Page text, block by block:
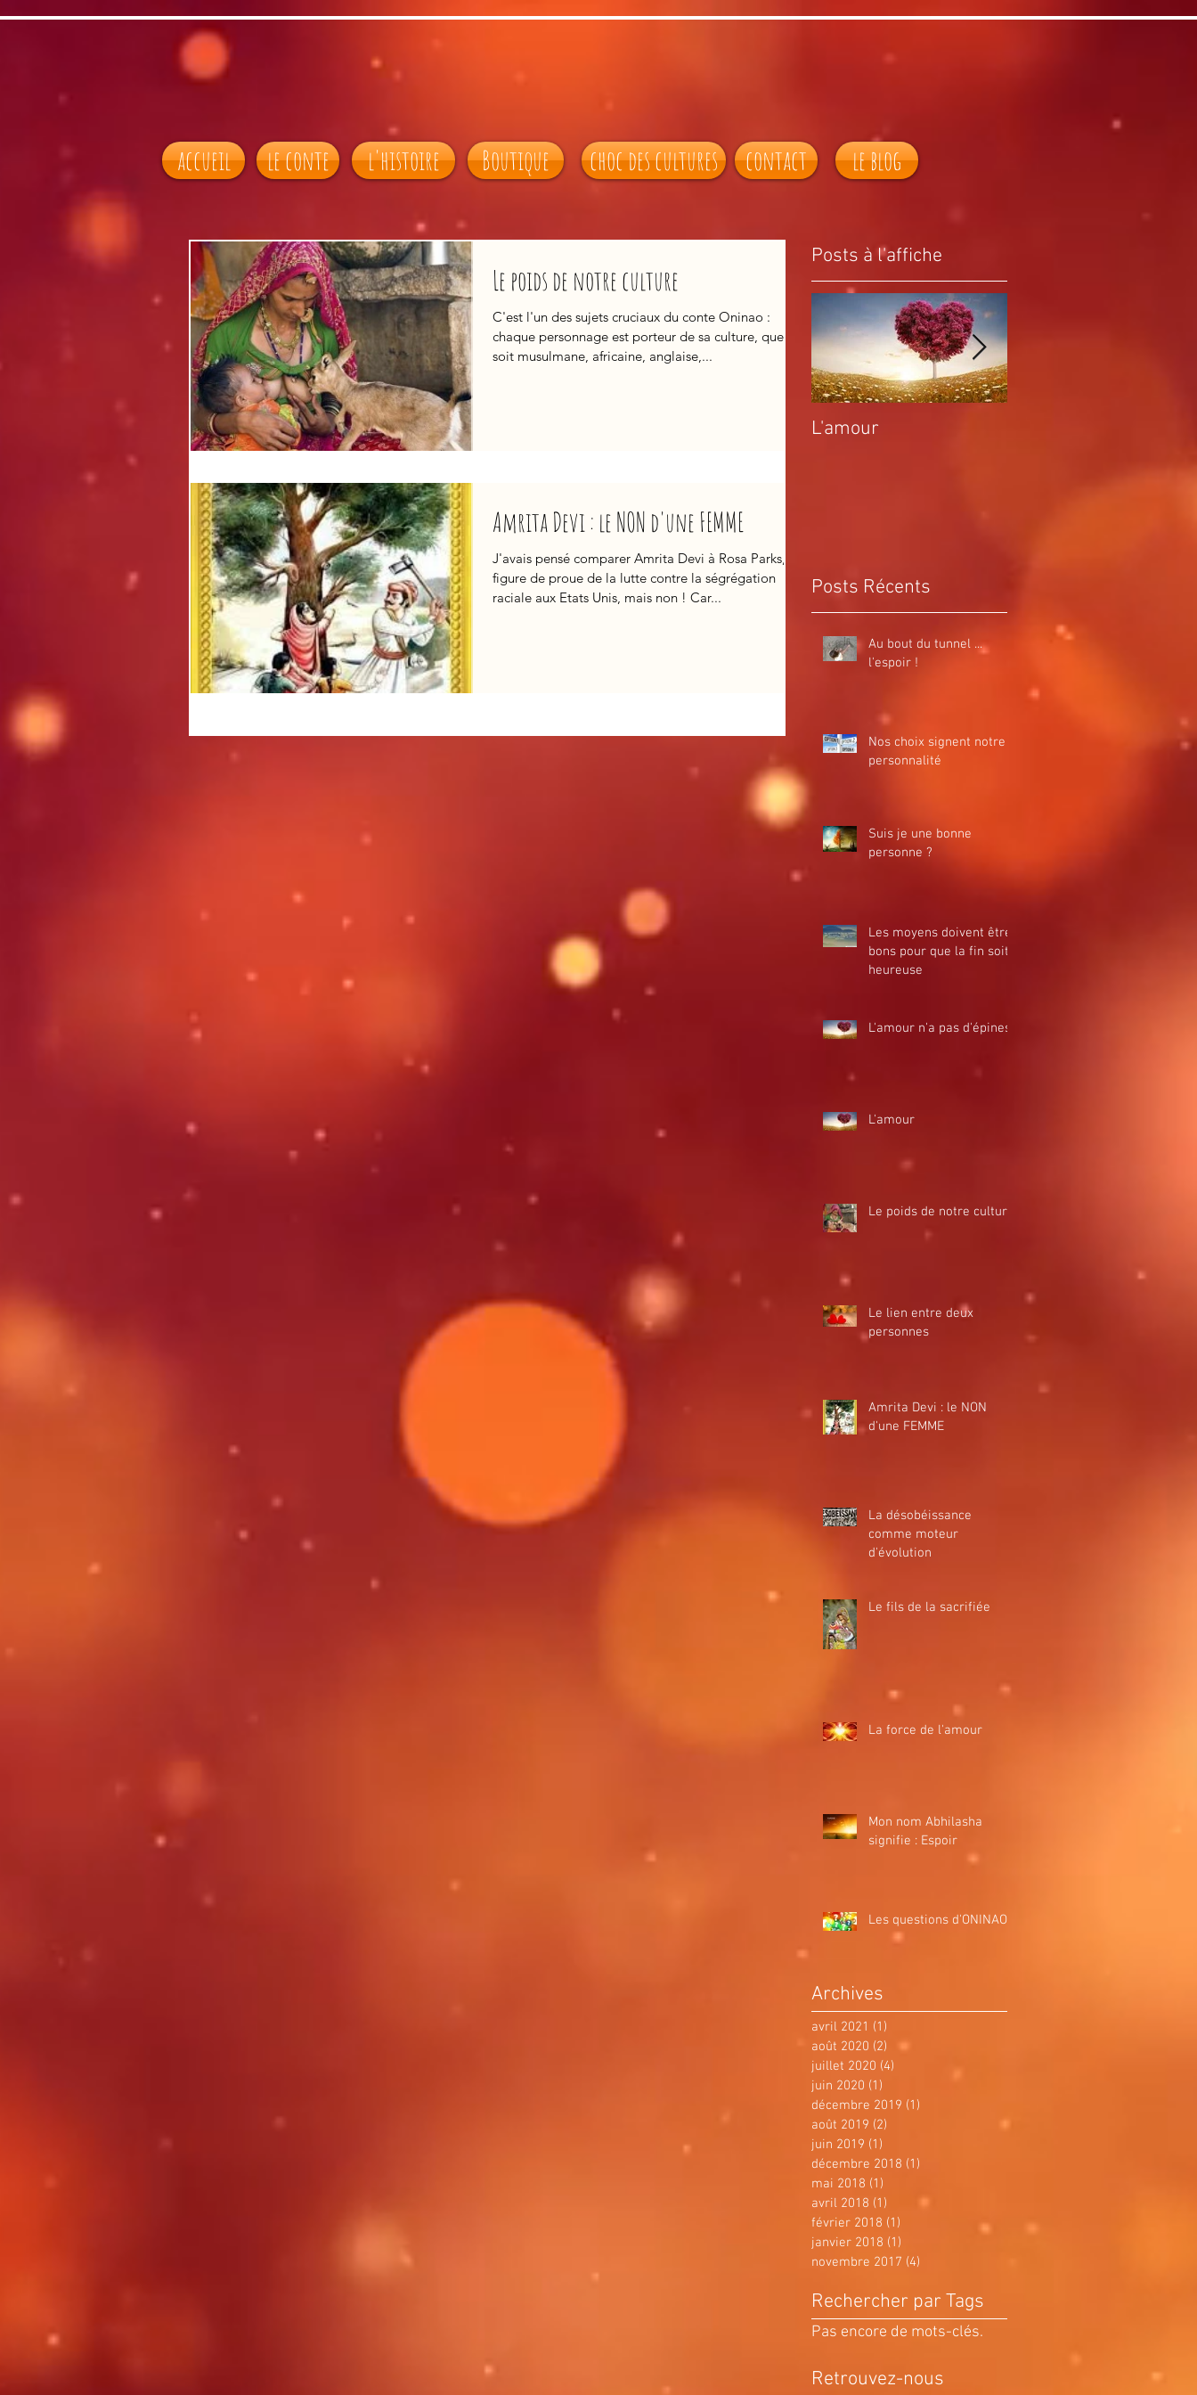
accueil le conte l'histoire Boutique choc des cultures contact le blog
Le poids de notre culture
C'est l'un des sujets cruciaux du conte Oninao :
chaque personnage est porteur de sa culture, quelle
soit musulmane, africaine, anglaise,...
Amrita Devi : le NON d'une FEMME
J'avais pensé comparer Amrita Devi à Rosa Parks,
figure de proue de la lutte contre la ségrégation
raciale aux Etats Unis, mais non ! Car...
Posts à l'affiche
L'amour
Posts Récents
Au bout du tunnel ...
l'espoir !
Nos choix signent notre
personnalité
Suis je une bonne
personne ?
Les moyens doivent être
bons pour que la fin soit
heureuse
L'amour n'a pas d'épines
L'amour
Le poids de notre culture
Le lien entre deux
personnes
Amrita Devi : le NON
d'une FEMME
La désobéissance
comme moteur
d'évolution
Le fils de la sacrifiée
La force de l'amour
Mon nom Abhilasha
signifie : Espoir
Les questions d'ONINAO
Archives
avril 2021 (1)
août 2020 (2) 2 posts
juillet 2020 (4)
juin 2020 (1)
décembre 2019 (1)
août 2019 (2)
juin 2019 (1)
décembre 2018 (1)
mai 2018 (1)
avril 2018 (1)
février 2018 (1)
janvier 2018 (1)
novembre 2017 (4)
Rechercher par Tags
Pas encore de mots-clés.
Retrouvez-nous